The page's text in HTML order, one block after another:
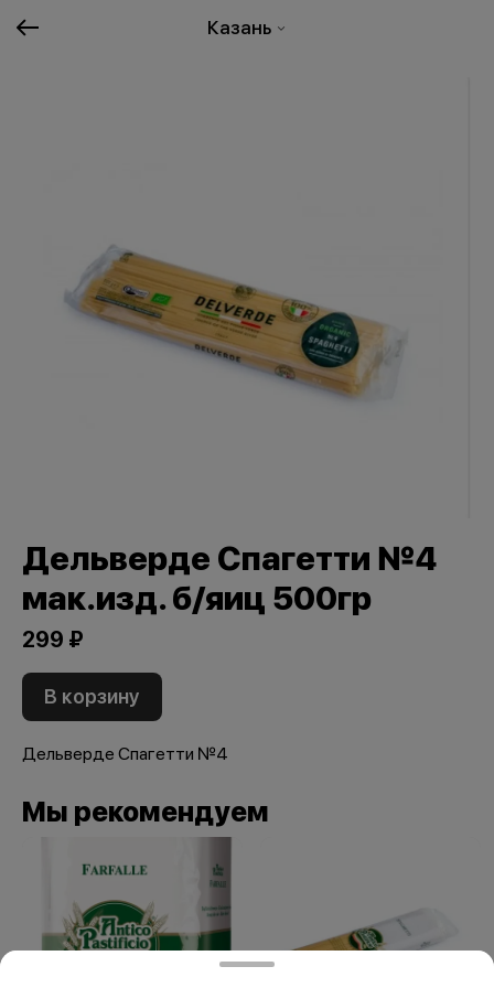
Казань
Дельверде Спагетти №4
мак.изд. б/яиц 500гр
299 ₽
В корзину
Дельверде Спагетти №4
Мы рекомендуем